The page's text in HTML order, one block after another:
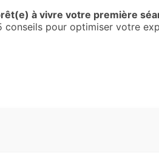
à vivre votre première
conseils pour optimiser votre